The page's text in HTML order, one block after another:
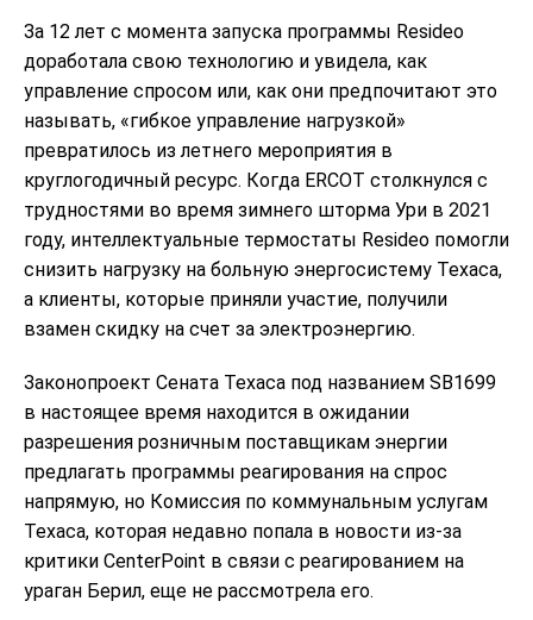
За 12 лет с момента запуска программы Resideo
доработала свою технологию и увидела, как
управление спросом или, как они предпочитают это
называть, «гибкое управление нагрузкой»
превратилось из летнего мероприятия в
круглогодичный ресурс. Когда ERCOT столкнулся с
трудностями во время зимнего шторма Ури в 2021
году, интеллектуальные термостаты Resideo помогли
снизить нагрузку на больную энергосистему Техаса,
а клиенты, которые приняли участие, получили
взамен скидку на счет за электроэнергию.
Законопроект Сената Техаса под названием SB1699
в настоящее время находится в ожидании
разрешения розничным поставщикам энергии
предлагать программы реагирования на спрос
напрямую, но Комиссия по коммунальным услугам
Техаса, которая недавно попала в новости из-за
критики CenterPoint в связи с реагированием на
ураган Берил, еще не рассмотрела его.